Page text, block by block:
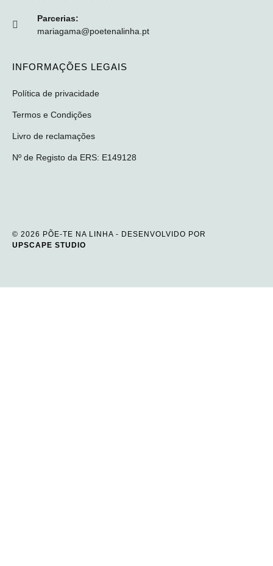
Parcerias:
mariagama@poetenalinha.pt
INFORMAÇÕES LEGAIS
Política de privacidade
Termos e Condições
Livro de reclamações
Nº de Registo da ERS: E149128
© 2026 PÕE-TE NA LINHA - DESENVOLVIDO POR
UPSCAPE STUDIO